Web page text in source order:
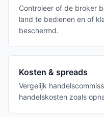
Controleer of de broker
land te bedienen en of
beschermd.
Kosten & spreads
Vergelijk
handelskosten zoals